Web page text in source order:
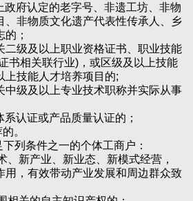
府认定的老字号、非遗工坊、非物
、非物质文化遗产代表性传承人、乡
；
级及以上职业资格证书、职业技能
书相关联行业)，或区级及以上技能
上技能人才培养项目的;
级及以上专业技术职称并实际从事
认证或产品质量认证的；
。
列条件之一的个体工商户：
新产业、新业态、新模式经营，
用，有效带动产业发展和周边群众致